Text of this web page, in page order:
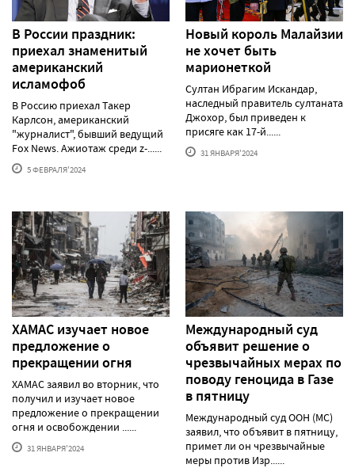
В России праздник:
приехал знаменитый
американский
исламофоб
В Россию приехал Такер
Карлсон, американский
"журналист", бывший ведущий
Fox News. Ажиотаж среди z-......
5 ФЕВРАЛЯ'2024
Новый король Малайзии
не хочет быть
марионеткой
Султан Ибрагим Искандар,
наследный правитель султаната
Джохор, был приведен к
присяге как 17-й......
31 ЯНВАРЯ'2024
ХАМАС изучает новое
предложение о
прекращении огня
ХАМАС заявил во вторник, что
получил и изучает новое
предложение о прекращении
огня и освобождении ......
31 ЯНВАРЯ'2024
Международный суд
объявит решение о
чрезвычайных мерах по
поводу геноцида в Газе
в пятницу
Международный суд ООН (МС)
заявил, что объявит в пятницу,
примет ли он чрезвычайные
меры против Изр......